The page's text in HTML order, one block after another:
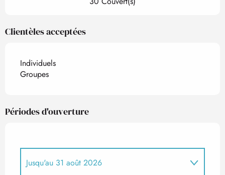
Clientèles acceptées
Individuels
Groupes
Périodes d'ouverture
Jusqu'au 31 août 2026